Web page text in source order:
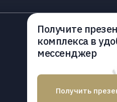
Получить
Получите
комплекса в
мессенджер